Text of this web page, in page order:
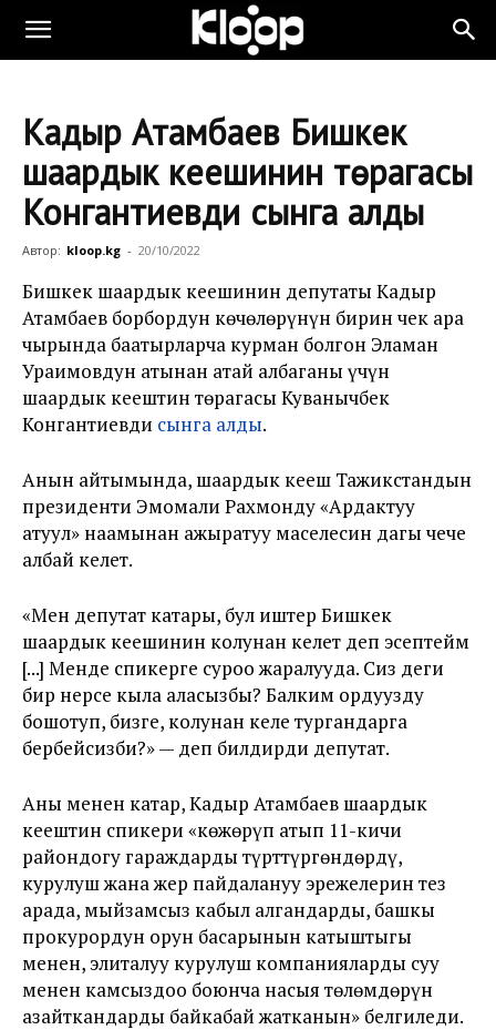
Кадыр Атамбаев Бишкек
шаардык кеңешинин төрагасы
Конгантиевди сынга алды
Автор: kloop.kg - 20/10/2022
Бишкек шаардык кеңешинин депутаты Кадыр
Атамбаев борбордун көчөлөрүнүн бирин чек ара
чырында баатырларча курман болгон Эламан
Ураимовдун атынан атай албаганы үчүн
шаардык кеңештин төрагасы Куванычбек
Конгантиевди сынга алды.
Анын айтымында, шаардык кеңеш Тажикстандын
президенти Эмомали Рахмонду «Ардактуу
атуул» наамынан ажыратуу маселесин дагы чече
албай келет.
«Мен депутат катары, бул иштер Бишкек
шаардык кеңешинин колунан келет деп эсептейм
[...] Менде спикерге суроо жаралууда. Сиз деги
бир нерсе кыла аласызбы? Балким ордуңузду
бошотуп, бизге, колунан келе тургандарга
бербейсизби?» — деп билдирди депутат.
Аны менен катар, Кадыр Атамбаев шаардык
кеңештин спикери «көжөрүп атып 11-кичи
райондогу гараждарды түрттүргөндөрдү,
курулуш жана жер пайдалануу эрежелерин тез
арада, мыйзамсыз кабыл алгандарды, башкы
прокурордун орун басарынын катыштыгы
менен, элиталуу курулуш компанияларды суу
менен камсыздоо боюнча насыя төлөмдөрүн
азайткандарды байкабай жатканын» белгиледи.